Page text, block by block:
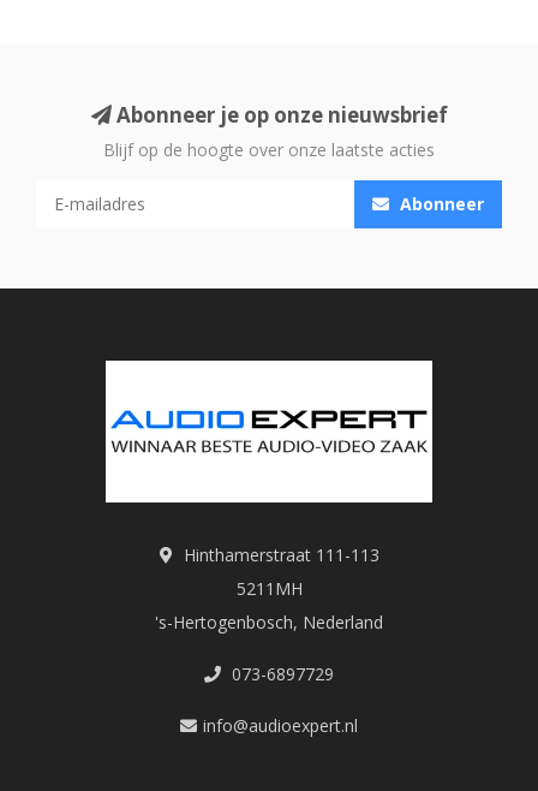
Abonneer je op onze nieuwsbrief
Blijf op de hoogte over onze laatste acties
Abonneer
Hinthamerstraat 111-113
5211MH
's-Hertogenbosch, Nederland
073-6897729
info@audioexpert.nl